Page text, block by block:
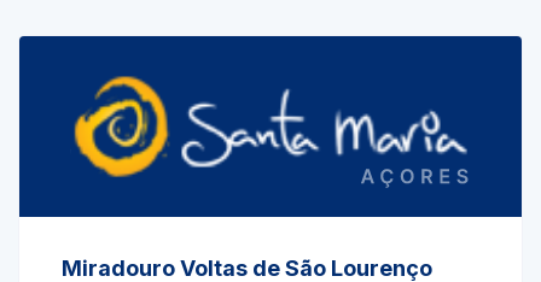
Miradouro Voltas de São Lourenço